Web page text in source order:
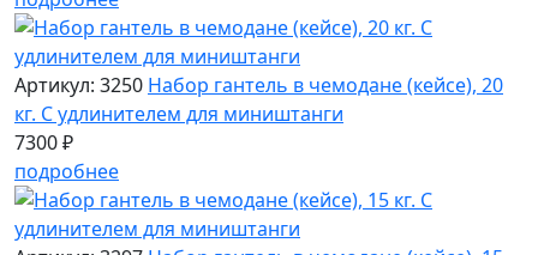
Артикул: 3250 Набор гантель в чемодане (кейсе), 20
кг. С удлинителем для миништанги
7300 ₽
подробнее